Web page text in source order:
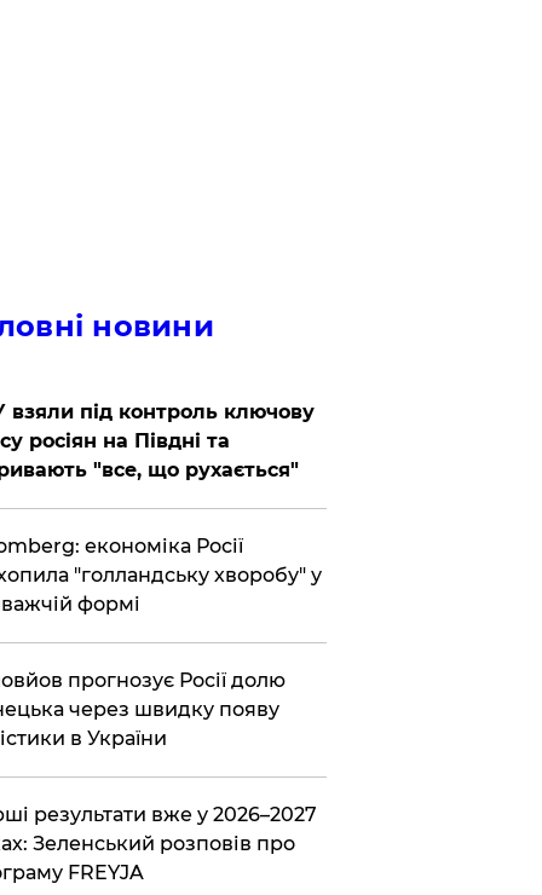
новини
взяли під контроль ключову
росіян на Півдні та
"все, що рухається"
економіка Росії
"голландську хворобу" у
формі
прогнозує Росії долю
через швидку появу
в України
результати вже у 2026–2027
Зеленський розповів про
FREYJA